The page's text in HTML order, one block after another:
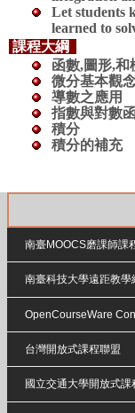
Let students
learned to
課程大綱
函數,圖形,和
微分基本觀
導數之應用
指數與對數
積分
積分的補充
南臺MOOCS磨課師課
南臺科技大學遠距教學
OpenCourseWare
台灣開放式課程聯盟
國立交通大學開放式課